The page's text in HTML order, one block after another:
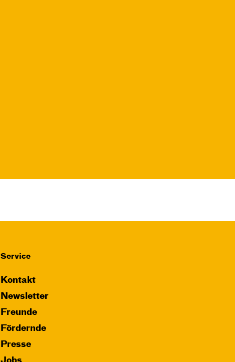
Service
Kontakt
Newsletter
Freunde
Fördernde
Presse